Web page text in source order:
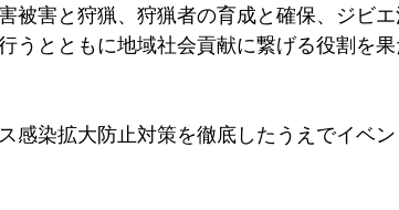
被害と狩猟、狩猟者の育成と確保、ジビ
うとともに地域社会貢献に繋げる役割を果
感染拡大防止対策を徹底したうえでイベン